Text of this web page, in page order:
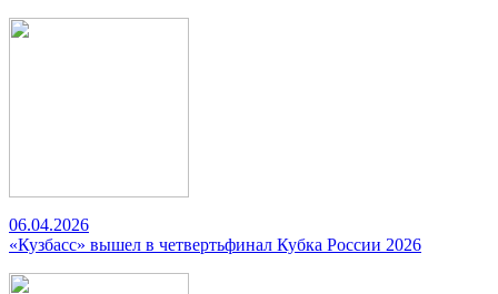
06.04.2026
«Кузбасс» вышел в четвертьфинал Кубка России 2026